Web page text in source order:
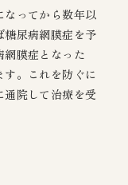
なってから数年以
糖尿病網膜症を予
膜症となった
。これを防ぐに
院して治療を受